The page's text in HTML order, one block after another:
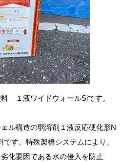
１液ワイドウォールSiです。
ル構造の弱溶剤１液反応硬化形N
す。特殊架橋システムにより、
化要因である水の侵入を防止